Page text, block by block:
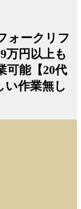
ォークリフ
万円以上も
可能【20代
い作業無し